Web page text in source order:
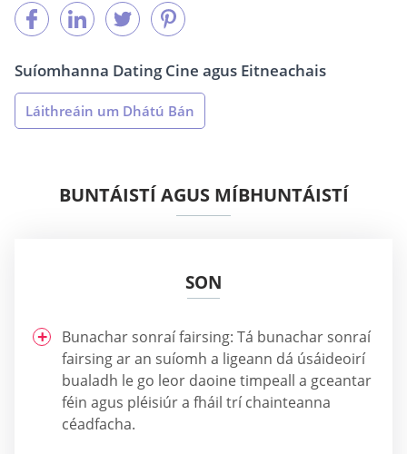
Suíomhanna Dating Cine agus Eitneachais
Láithreáin um Dhátú Bán
BUNTÁISTÍ AGUS MÍBHUNTÁISTÍ
SON
Bunachar sonraí fairsing: Tá bunachar sonraí
fairsing ar an suíomh a ligeann dá úsáideoirí
bualadh le go leor daoine timpeall a gceantar
féin agus pléisiúr a fháil trí chainteanna
céadfacha.